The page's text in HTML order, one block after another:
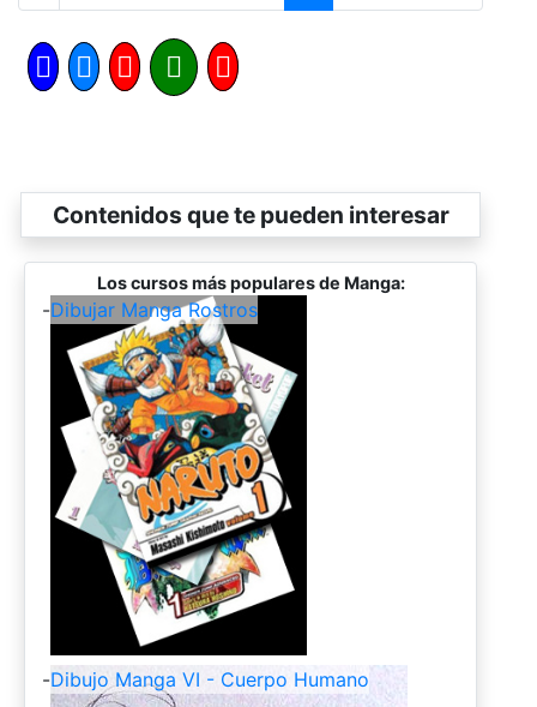
Contenidos que te pueden interesar
Los cursos más populares de Manga:
-Dibujar Manga Rostros
-Dibujo Manga VI - Cuerpo Humano